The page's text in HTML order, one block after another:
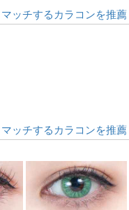
マッチするカラコンを推薦
マッチするカラコンを推薦